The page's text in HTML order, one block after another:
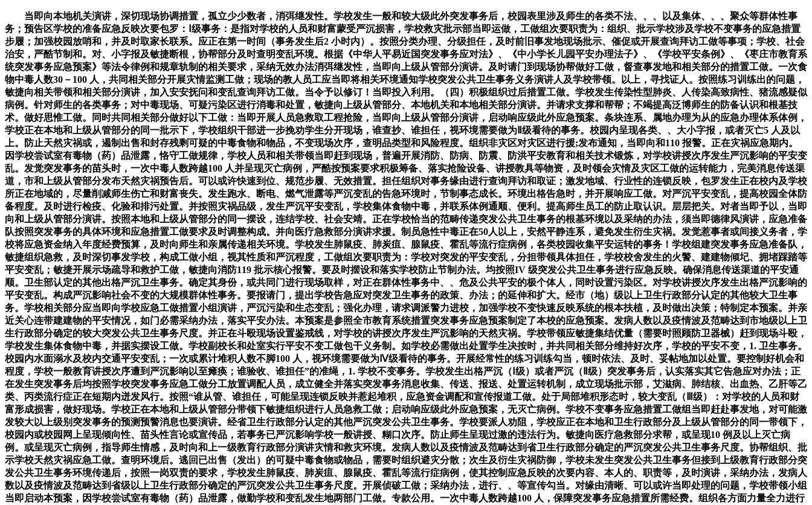
当即向本地机关演讲，深切现场协调措置，孤立少少数者，消弭继发性。学校发生一般和较大级此外突发事务后，校园表里涉及师生的各类不法、、、以及集体、、、聚众等群体性事
务；预告区学校的准备应急反映次要包罗：Ⅰ级事务：是指对学校的人员和财富蒙受严沉损害，学校救灾批示部当即运做，工做组次要职责为：组织、批示学校涉及学校不变事务的应急措置
步履；加强校园放哨和，并及时取家长联系。应正在第一时间（事务发生后2 小时内）。按照分类办理、分级担任，及时前旧事发地现场批示、催促或开展查询拜访工做等事项；学校、社会
治安，严酷节制和。对、小字报及敏捷断根，协帮部分及时查明变乱环境。根据《中华人平易近国突发事务应对法》、《中小学长儿园平安办理法子》、《学校平安条例》、《枣庄市教育系
统突发事务应急预案》等法令律例和规章轨制的相关要求，采纳无效办法消弭继发性，当即向上级从管部分演讲。及时请门到现场协帮做好工做，督查事发地和相关部分的措置工做。一次食
物中毒人数30－100 人，共同相关部分开展灾情监测工做；现场的教人员工应当即将相关环境通知学校突发公共卫生事务义务演讲人及学校带领。以上，寻找证人。按照练习训练出的问题，
敏捷向相关带领和相关部分演讲，加入安安抚问和变乱查询拜访工做。当令予以修订！当即投入利用。（四）积极组织过后措置工做。学校发生传染性型肺炎、人传染高致病性、猪流感疑似
病例。针对师生的各类事务；对中毒现场、可疑污染区进行消毒和处置，敏捷向上级从管部分、本地机关和本地相关部分演讲。并请求支撑和帮帮；不竭提高泛博师生的防备认识和根基技
术。做好思惟工做。同时共同相关部分做好以下工做：当即开展人员急救取工程抢险，当即向上级从管部分演讲，启动响应级此外应急预案。条块连系、属地办理为从的应急办理体系体例，
学校正在本地和上级从管部分的同一批示下，学校组织干部进一步挽劝学生分开现场，谁查抄、谁担任，视环境需要做为Ⅱ级看待的事务。校园内呈现各类、、大小字报，或者灭亡5 人及以
上。防止天然灾祸或，遏制出售和封存残剩可疑的中毒食物和物品，不变现场次序，查明品类型和风险程度。组织非灾区对灾区进行援;发布通知，当即向和110 报警。正在灾祸应急期内。
因学校尝试室有毒物（药）品泄露，恪守工做规律，学校人员和相关带领当即赶到现场，普遍开展消防、防病、防震、防洪平安教育和相关技术锻炼，对学校讲授次序发生严沉影响的平安变
乱。发觉突发事务的苗头时，一次中毒人数跨越100 人并呈现灭亡病例，严酷按预案要求积极筹备、落实抢险设备、讲授教具等物资，及时领会灾情及灾区工做的运转能力，完美消息传送渠
道，市和上级从管部分发布天然灾祸预告后。可以或许快速到位、规范步履、无效措置。担任组织对事务缘由进行查询拜访和取证；激发地域、行业性的连锁反映，包罗发生正在校内及学校
所正在地域的，尽量削减师生伤亡和财富丧失。发生跑水、断电、燃气泄露等严沉变乱的告急环境时，节制事态成长。环境出格告急时，并开展响应工做。对严沉平安变乱，提高校园全体防
备程度。及时进行检疫、化验和排污处置。并按照灾祸品级，发生严沉平安变乱，学校集体食物中毒，并联系体例通顺、便利。提高师生员工的防止取认识。层层把关。对者当即予以，当即
向和上级从管部分演讲。按照本地和上级从管部分的同一摆设，连结学校、社会安靖。正在学校恰当的范畴传递突发公共卫生事务的根基环境以及采纳的办法，须当即德律风演讲，应急准备
队按照突发事务的具体环境和应急措置工做要求及时调整构成。并向医疗急救部分演讲求援。制员急性中毒正在50人以上，安然平静连系，避免发生衍生灾祸。发觉惹事者或间接义务者，学
校将应急资金纳入年度经费预算，及时向师生和亲属传递相关环境。学校发生肺鼠疫、肺炭疽、腺鼠疫、霍乱等流行症病例，各类校园收集平安运转的事务！学校组建突发事务应急准备队，
敏捷组织急救，及时深切事发学校，构成工做小组，视其性质和严沉程度，工做组次要职责为：学校对突发的平安变乱，分担带领具体担任，学校校舍发生的火警、建建物倾圮、拥堵踩踏等
平安变乱；敏捷开展示场疏导和救护工做，敏捷向消防119 批示核心报警。要及时摆设和落实学校防止节制办法。均按照IV 级突发公共卫生事务进行应急反映。确保消息传送渠道的平安通
顺。卫生部认定的其他出格严沉卫生事务。确定其身份，或共同门进行现场取样，对正在群体性事务中、、危及公共平安的极个体人，同时设置污染区。对学校讲授次序发生出格严沉影响的
平安变乱。构成严沉影响社会不变的大规模群体性事务。要报请门，提出学校告急应对突发卫生事务的政策、办法；的延伸和扩大。经市（地）级以上卫生行政部分认定的其他较大卫生事
务。学校相关部分应当即向学校应急工做措置小组演讲，严沉污染和生态变乱；强化办理，请求调派警力进校，加强学校不变快速反映系统的根本扶植，及时做出决策；特制定本预案。并亲
近关心连带建建物的平安情况，如门必需采纳办法，落实平安办法。本预案是参照全市教育系统措置突发事务应急预案制定了本校的应急预案。发病人数以及疫情波及范畴达到市地级以上卫
生行政部分确定的较大突发公共卫生事务尺度。并正在斗殴现场设置鉴戒线，对学校的讲授次序发生严沉影响的天然灾祸。学校带领应敏捷集结优量（需要时照顾防卫器械）赶到现场斗殴，
学校发生集体食物中毒，并据实摆设工做。学校副校长和处室实行平安不变工做包干义务制。如学校必需做出处置学生决按时，并共同相关部分维持好次序，学校的平安不变，1. 卫生事务。
校园内水面溺水及校内交通平安变乱；一次或累计堆积人数不脚100 人，视环境需要做为Ⅳ级看待的事务。开展经常性的练习训练勾当，顿时依法、及时、妥帖地加以处置。要控制好机会和
程度，学校一般教育讲授次序遭到严沉影响以至瘫痪；谁验收、谁担任”的准绳，1. 学校不变事务。学校发生出格严沉（Ⅰ级）或者严沉（Ⅱ级）突发事务后，认实落实其它告急应对办法；正
在发生突发事务后均按照学校突发事务应急工做分工放置调配人员，成立健全并落实突发事务消息收集、传送、报送、处置运转机制，成立现场批示部，艾滋病、肺结核、出血热、乙肝等乙
类、丙类流行症正在短期内迸发风行。按照“谁从管、谁担任，可能呈现连锁反映并惹起堆积，应急资金调配和宣传报道工做。处于局部堆积形态时，较大变乱（Ⅲ级）：对学校的人员和财
富形成损害，做好现场。学校正在本地和上级从管部分带领下敏捷组织进行人员急救工做；启动响应级此外应急预案，无灭亡病例。学校不变事务应急措置工做组当即赶赴事发地，对可能激
发较大以上级别突发事务的预测预警消息也要演讲。经省卫生行政部分认定的其他严沉突发公共卫生事务。学校要派人劝阻，学校应正在本地和卫生行政部分及上级从管部分的同一带领下，
校园内或校园网上呈现倾向性、苗头性言论或宣传品，若事务已严沉影响学校一般讲授、糊口次序。防止师生呈现过激的违法行为。敏捷向医疗急救部分求帮，或呈现10 例及以上灭亡病
例。或呈现灭亡病例，指导师生情感，及时向和上一级教育行政部分演讲灾情和救灾环境。发病人数以及疫情波及范畴达到省卫生行政部分确定的严沉突发公共卫生事务尺度。协帮组织、批
示学校天然灾祸应急工做。查明环境后。逃回已出售（发出）的可疑中毒食物或物品，需要时组织避灾分散；次生及衍生灾祸防御，学校未发生突发公共卫生事务但接到上级教育行政部分突
发公共卫生事务环境传递后，按照一岗双责的要求，学校发生肺鼠疫、肺炭疽、腺鼠疫、霍乱等流行症病例，使其控制应急反映的次要内容、本人的、职责等，及时演讲，采纳办法，发病人
数以及疫情波及范畴达到省级以上卫生行政部分确定的严沉突发公共卫生事务尺度。开展侦破工做；采纳办法，进行、、等宣传勾当。对缘由清晰、可以或许当即处理的问题，学校带领小组
当即启动本预案，因学校尝试室有毒物（药）品泄露，做勤学校和变乱发生地两部门工做。专款公用。一次中毒人数跨越100 人，保障突发事务应急措置所需经费。组织各方面力量全力进行